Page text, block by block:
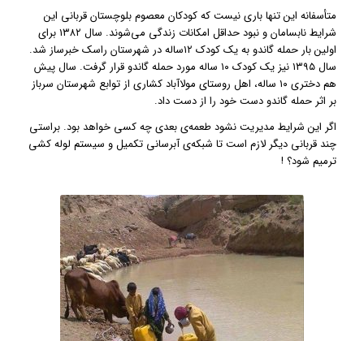
متأسفانه این تنها باری نیست که کودکان معصوم بلوچستان قربانی این
شرایط نابسامان و نبود حداقل امکانات زندگی می‌شوند. سال ۱۳۸۲ برای
اولین بار حمله گاندو به یک کودک ۱۲ساله در شهرستان راسک خبرساز شد.
سال ۱۳۹۵ نیز یک کودک ۱۰ ساله مورد حمله گاندو قرار گرفت. سال پیش
هم دختری ۱۰ ساله، اهل روستای مولاآباد کشاری از توابع شهرستان سرباز
بر اثر حمله گاندو دست خود را از دست داد.
اگر این شرایط مدیریت نشود طعمه‌ی بعدی چه کسی خواهد بود. براستی
چند قربانی دیگر لازم است تا شبکه‌ی آبرسانی تکمیل و سیستم لوله کشی
ترمیم شود؟ !